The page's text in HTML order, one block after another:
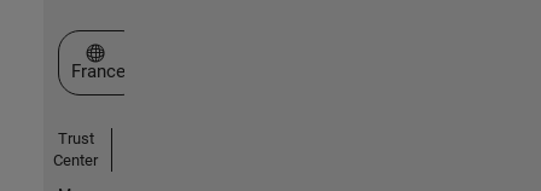
Sélectionner un site web
France
Trust
Center